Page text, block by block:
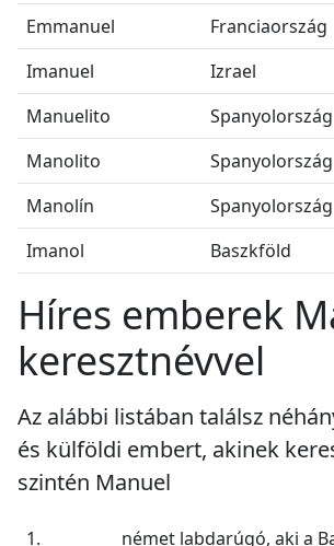
Emmanuel
Franciaország
Imanuel
Izrael
Manuelito
Spanyolország
Manolito
Spanyolország
Manolín
Spanyolország
Imanol
Baszkföld
Híres emberek
keresztnévvel
Az alábbi listában találsz
és külföldi embert, akinek
szintén Manuel
1.
német labdarúgó, aki a